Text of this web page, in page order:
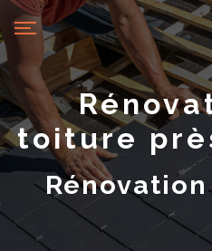
toiture
Panneau de gestion des